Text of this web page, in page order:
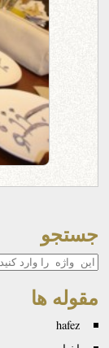
جستجو
جستجو
مقوله ها
hafez